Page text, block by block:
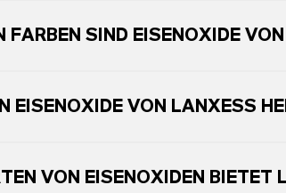
FARBEN SIND EISENOXIDE
EISENOXIDE VON LANXESS
VON EISENOXIDEN BIETET